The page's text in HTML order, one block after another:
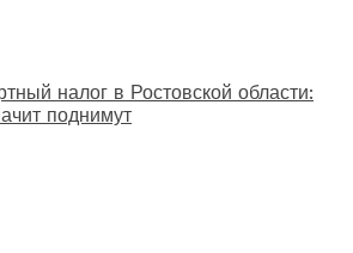
налог в Ростовской области:
поднимут